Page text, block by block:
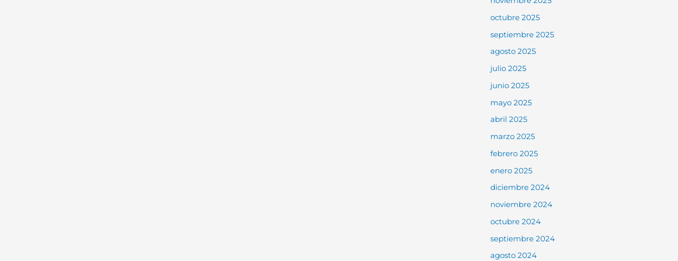
octubre 2025
septiembre 2025
agosto 2025
julio 2025
junio 2025
mayo 2025
abril 2025
marzo 2025
febrero 2025
enero 2025
diciembre 2024
noviembre 2024
octubre 2024
septiembre 2024
agosto 2024